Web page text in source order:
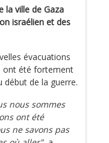
la ville de Gaza
israélien et des
évacuations
ont été fortement
début de la guerre.
nous sommes
ont été
ne savons pas